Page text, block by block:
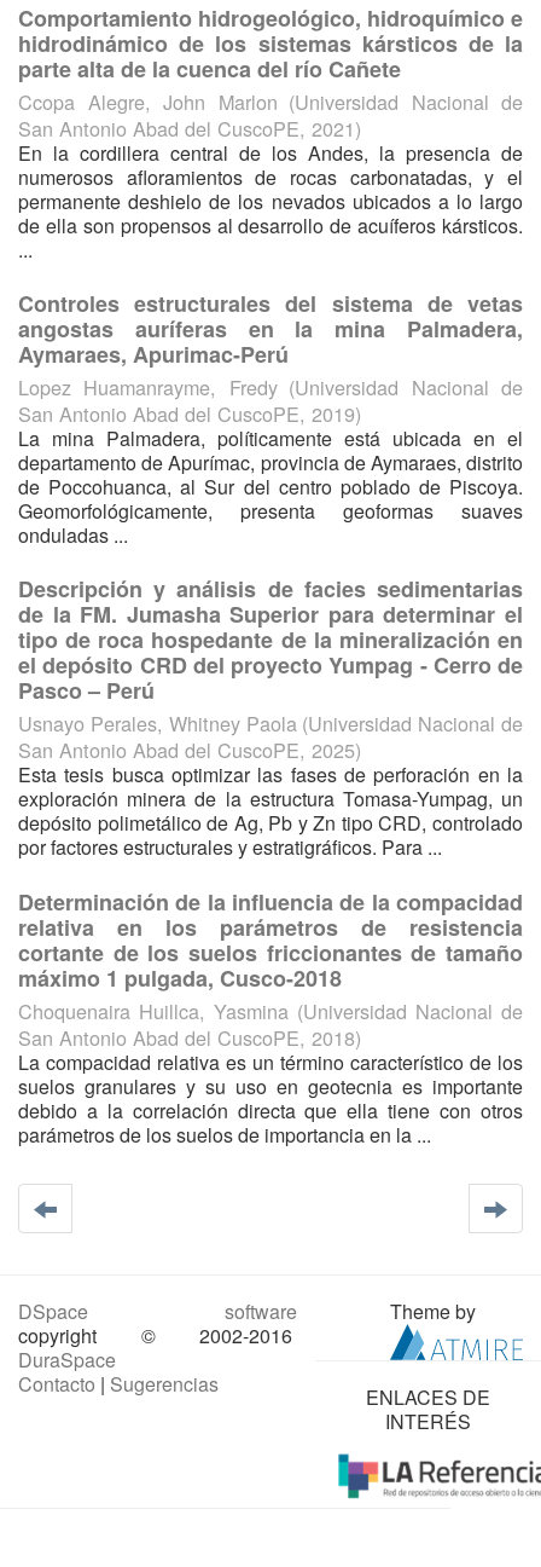
Comportamiento hidrogeológico, hidroquímico e
hidrodinámico de los sistemas kársticos de la
parte alta de la cuenca del río Cañete
Ccopa Alegre, John Marlon (Universidad Nacional de
San Antonio Abad del CuscoPE, 2021)
En la cordillera central de los Andes, la presencia de
numerosos afloramientos de rocas carbonatadas, y el
permanente deshielo de los nevados ubicados a lo largo
de ella son propensos al desarrollo de acuíferos kársticos.
...
Controles estructurales del sistema de vetas
angostas auríferas en la mina Palmadera,
Aymaraes, Apurimac-Perú
Lopez Huamanrayme, Fredy (Universidad Nacional de
San Antonio Abad del CuscoPE, 2019)
La mina Palmadera, políticamente está ubicada en el
departamento de Apurímac, provincia de Aymaraes, distrito
de Poccohuanca, al Sur del centro poblado de Piscoya.
Geomorfológicamente, presenta geoformas suaves
onduladas ...
Descripción y análisis de facies sedimentarias
de la FM. Jumasha Superior para determinar el
tipo de roca hospedante de la mineralización en
el depósito CRD del proyecto Yumpag - Cerro de
Pasco – Perú
Usnayo Perales, Whitney Paola (Universidad Nacional de
San Antonio Abad del CuscoPE, 2025)
Esta tesis busca optimizar las fases de perforación en la
exploración minera de la estructura Tomasa-Yumpag, un
depósito polimetálico de Ag, Pb y Zn tipo CRD, controlado
por factores estructurales y estratigráficos. Para ...
Determinación de la influencia de la compacidad
relativa en los parámetros de resistencia
cortante de los suelos friccionantes de tamaño
máximo 1 pulgada, Cusco-2018
Choquenaira Huillca, Yasmina (Universidad Nacional de
San Antonio Abad del CuscoPE, 2018)
La compacidad relativa es un término característico de los
suelos granulares y su uso en geotecnia es importante
debido a la correlación directa que ella tiene con otros
parámetros de los suelos de importancia en la ...
DSpace software
copyright © 2002-2016
DuraSpace
Contacto | Sugerencias
Theme by
ENLACES DE
INTERÉS